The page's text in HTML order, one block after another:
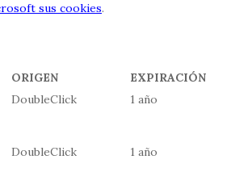
sus cookies.
ORIGEN
EXPIRACIÓN
DoubleClick 1 año
DoubleClick 1 año